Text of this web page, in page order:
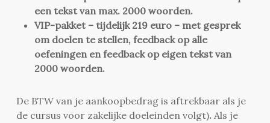
een tekst van max. 2000 woorden.
VIP-pakket – tijdelijk 219 euro – met gesprek
om doelen te stellen, feedback op alle
oefeningen en feedback op eigen tekst van
2000 woorden.
De BTW van je aankoopbedrag is aftrekbaar als je
de cursus voor zakelijke doeleinden volgt).Als je